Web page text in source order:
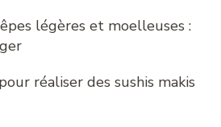
légères et moelleuses :
réaliser des sushis makis